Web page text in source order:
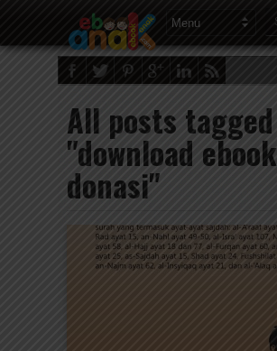
All posts tagged
"download ebook
donasi"